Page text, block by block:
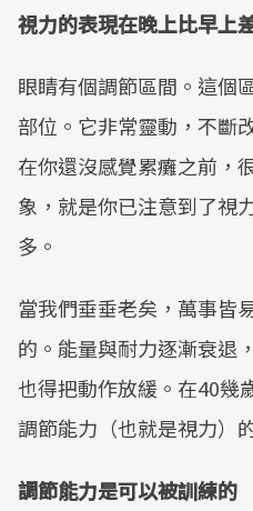
視力的表現在晚上比早上
眼睛有個調節區間。這個
部位。它非常靈動，不斷
在你還沒感覺累癱之前，
象，就是你已注意到了視
多。
當我們垂垂老矣，萬事皆
的。能量與耐力逐漸衰退
也得把動作放緩。在40幾
調節能力（也就是視力）
調節能力是可以被訓練的